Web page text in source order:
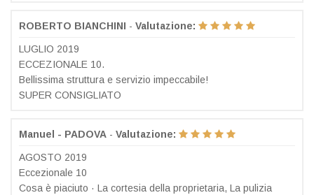
ROBERTO BIANCHINI - Valutazione:
LUGLIO 2019
ECCEZIONALE 10.
Bellissima struttura e servizio impeccabile!
SUPER CONSIGLIATO
Manuel - PADOVA - Valutazione:
AGOSTO 2019
Eccezionale 10
Cosa è piaciuto · La cortesia della proprietaria, La pulizia